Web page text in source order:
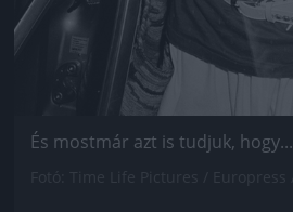
És mostmár azt is tudjuk, hogy...